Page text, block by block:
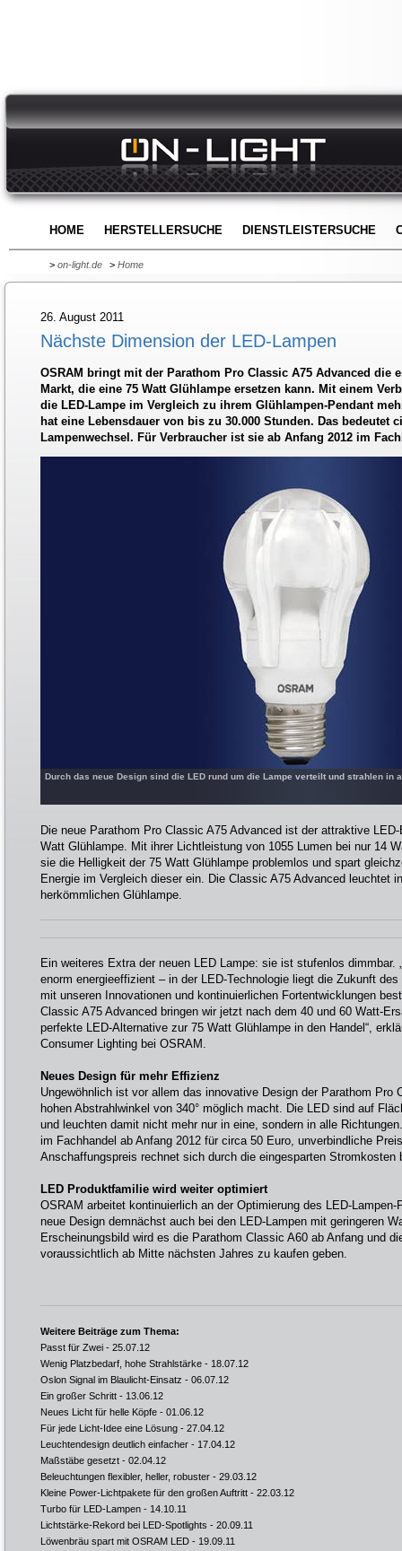
HOME HERSTELLERSUCHE DIENSTLEISTERSUCHE
> on-light.de > Home
26. August 2011
Nächste Dimension der LED-Lampen
OSRAM bringt mit der Parathom Pro Classic A75 Advanced die
Markt, die eine 75 Watt Glühlampe ersetzen kann. Mit einem
die LED-Lampe im Vergleich zu ihrem Glühlampen-Pendant
hat eine Lebensdauer von bis zu 30.000 Stunden. Das bedeutet
Lampenwechsel. Für Verbraucher ist sie ab Anfang 2012 im
Durch das neue Design sind die LED rund um die Lampe verteilt und strahlen in
Die neue Parathom Pro Classic A75 Advanced ist der attraktive
Watt Glühlampe. Mit ihrer Lichtleistung von 1055 Lumen bei nur 14
sie die Helligkeit der 75 Watt Glühlampe problemlos und spart
Energie im Vergleich dieser ein. Die Classic A75 Advanced leuchtet
herkömmlichen Glühlampe.
Ein weiteres Extra der neuen LED Lampe: sie ist stufenlos dimmbar.
enorm energieeffizient – in der LED-Technologie liegt die Zukunft
mit unseren Innovationen und kontinuierlichen Fortentwicklungen
Classic A75 Advanced bringen wir jetzt nach dem 40 und 60 Watt-
perfekte LED-Alternative zur 75 Watt Glühlampe in den Handel“,
Consumer Lighting bei OSRAM.
Neues Design für mehr Effizienz
Ungewöhnlich ist vor allem das innovative Design der Parathom Pro
hohen Abstrahlwinkel von 340° möglich macht. Die LED sind auf
und leuchten damit nicht mehr nur in eine, sondern in alle
im Fachhandel ab Anfang 2012 für circa 50 Euro, unverbindliche
Anschaffungspreis rechnet sich durch die eingesparten Stromkosten
LED Produktfamilie wird weiter optimiert
OSRAM arbeitet kontinuierlich an der Optimierung des LED-
neue Design demnächst auch bei den LED-Lampen mit geringeren
Erscheinungsbild wird es die Parathom Classic A60 ab Anfang und
voraussichtlich ab Mitte nächsten Jahres zu kaufen geben.
Weitere Beiträge zum Thema:
Passt für Zwei - 25.07.12
Wenig Platzbedarf, hohe Strahlstärke - 18.07.12
Oslon Signal im Blaulicht-Einsatz - 06.07.12
Ein großer Schritt - 13.06.12
Neues Licht für helle Köpfe - 01.06.12
Für jede Licht-Idee eine Lösung - 27.04.12
Leuchtendesign deutlich einfacher - 17.04.12
Maßstäbe gesetzt - 02.04.12
Beleuchtungen flexibler, heller, robuster - 29.03.12
Kleine Power-Lichtpakete für den großen Auftritt - 22.03.12
Turbo für LED-Lampen - 14.10.11
Lichtstärke-Rekord bei LED-Spotlights - 20.09.11
Löwenbräu spart mit OSRAM LED - 19.09.11